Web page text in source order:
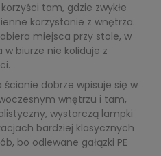
tam, gdzie zwykłe
korzystanie z wnętrza.
miejsca przy stole, w
w biurze nie koliduje z
dobrze wpisuje się w
wnętrzu i tam,
wystarczą lampki
bardziej klasycznych
bo odlewane gałązki PE